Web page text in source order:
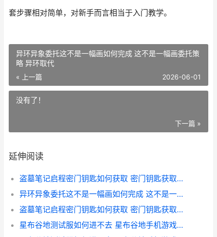
套步骤相对简单，对新手而言相当于入门教学。
异环异象委托这不是一幅画如何完成 这不是一幅画委托策
略 异环取代
« 上一篇 2026-06-01
没有了！
下一篇 »
延伸阅读
盗墓笔记启程密门钥匙如何获取 密门钥匙获取途径 盗墓笔记之启程
异环异象委托这不是一幅画如何完成 这不是一幅画委托策略 异环取代
盗墓笔记启程密门钥匙如何获取 密门钥匙获取途径 盗墓笔记重启秘密
星布谷地测试服如何进不去 星布谷地手机游戏测试服进不去化解办法 布谷星球探索公园